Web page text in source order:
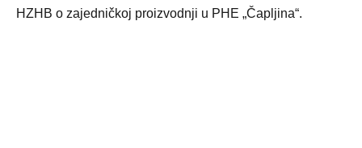
HZHB o zajedničkoj proizvodnji u PHE „Čapljina“.